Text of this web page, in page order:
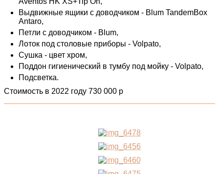
Выдвижные ящики с доводчиком - Blum TandemBox
Antaro,
Петли с доводчиком - Blum,
Лоток под столовые приборы - Volpato,
Сушка - цвет хром,
Поддон гигиенический в тумбу под мойку - Volpato,
Подсветка.
Стоимость в 2022 году 730 000 р